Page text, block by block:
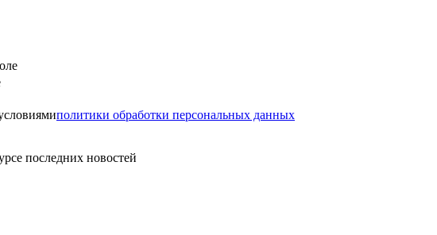
политики обработки персональных данных
последних новостей